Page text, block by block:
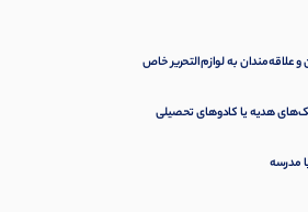
علاقه‌مندان به لوازم‌التحریر خاص
هدیه یا کادوهای تحصیلی
مدرسه